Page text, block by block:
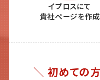
イプロスにて
貴社ページを作成
＼ 初めての